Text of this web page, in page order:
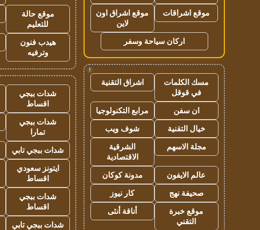
موقع اشراقات
موقع اشراق اون
لاين
اركان سياحة وسفر
!
مسك الكلمات
في قوقل
اشراق التقنية
ان سفن
مرابع التكنولوجيا
خيال التقنية
شوف ويب
مجلة الاسهم
الشرقية
الاقتصادية
عالم الايفون
مدونة كوكان
صحيفة نهج
كار نيوز
موقع خبرة
التقني
أناقة أنثى
موقع حالة
للتعليم
هيدب فنون
وترفيه
شدات ببجي
اقساط
شدات ببجي
تمارا
شدات ببجي تابي
ايتونز سعودي
اقساط
شدات ببجي
اقساط
شدات ببجي تابي